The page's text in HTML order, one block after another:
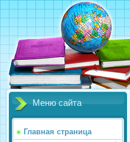
Меню сайта
Главная страница